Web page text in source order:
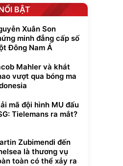
BẬT
Xuân Son
minh đẳng cấp số
Đông Nam Á
Mahler và khát
vượt qua bóng ma
mã đội hình MU đấu
Tielemans ra mắt?
Zubimendi đến
là thương vụ
toàn có thể xảy ra